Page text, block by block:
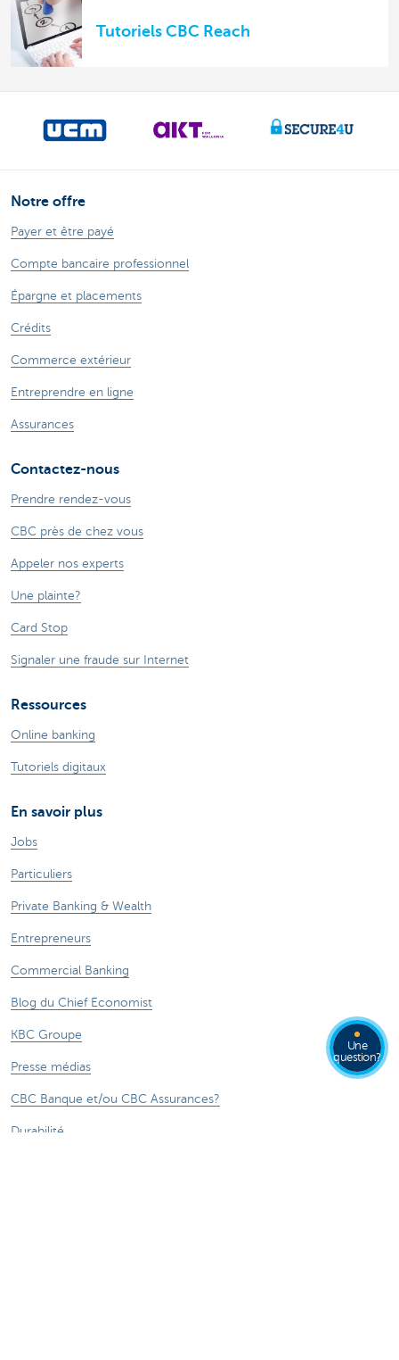
Tutoriels CBC Reach
Notre offre
Payer et être payé
Compte bancaire professionnel
Épargne et placements
Crédits
Commerce extérieur
Entreprendre en ligne
Assurances
Contactez-nous
Prendre rendez-vous
CBC près de chez vous
Appeler nos experts
Une plainte?
Card Stop
Signaler une fraude sur Internet
Ressources
Online banking
Tutoriels digitaux
En savoir plus
Jobs
Particuliers
Private Banking & Wealth
Entrepreneurs
Commercial Banking
Blog du Chief Economist
KBC Groupe
Presse médias
CBC Banque et/ou CBC Assurances?
Durabilité
Une
question?